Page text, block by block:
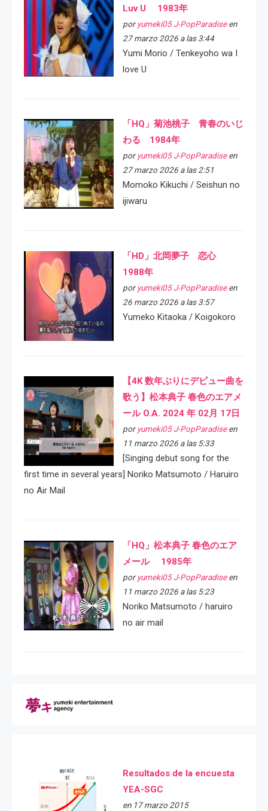
Luv U 1983年
por yumeki05 J-PopParadiseen
27 marzo 2026 a las 3:44
Yumi Morio / Tenkeyoho wa I
love U
「HQ」菊池桃子 青春のいじ
わる 1984年
por yumeki05 J-PopParadiseen
27 marzo 2026 a las 2:51
Momoko Kikuchi / Seishun no
ijiwaru
「HD」北岡夢子 恋心
1988年
por yumeki05 J-PopParadiseen
26 marzo 2026 a las 3:57
Yumeko Kitaoka / Koigokoro
【4K 数年ぶりにデビュー曲を
歌う】松本典子 春色のエアメ
ール O.A. 2024 年 02月 17日
por yumeki05 J-PopParadiseen
11 marzo 2026 a las 5:33
[Singing debut song for the
first time in several years] Noriko Matsumoto / Haruiro
no Air Mail
「HQ」松本典子 春色のエア
メール 1985年
por yumeki05 J-PopParadiseen
11 marzo 2026 a las 5:23
Noriko Matsumoto / haruiro
no air mail
Resultados de la encuesta
YEA-SGC
en 17 marzo 2015